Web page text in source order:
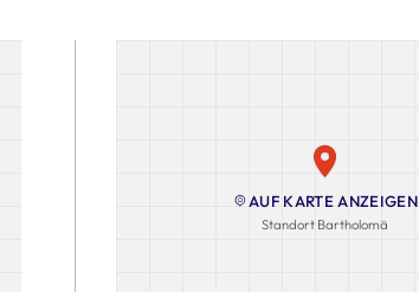
AUF KARTE ANZEIGEN
Standort Bartholomä